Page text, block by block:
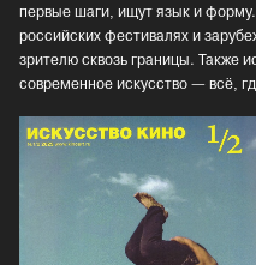
первые шаги, ищут язык и
российских фестивалях и
зрителю сквозь границы. Также
современное искусство — всё,